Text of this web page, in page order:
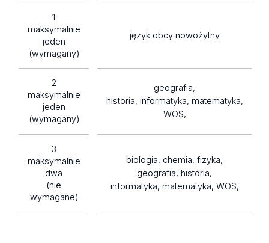
1
maksymalnie
jeden
(wymagany)
język obcy nowożytny
2
maksymalnie
jeden
(wymagany)
geografia,
historia, informatyka, matematyka,
WOS,
3
maksymalnie
dwa
(nie
wymagane)
biologia, chemia, fizyka,
geografia, historia,
informatyka, matematyka, WOS,